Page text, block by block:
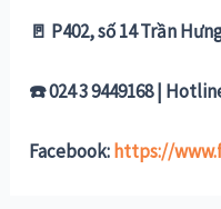
🚪 P402, số 14 Trần
☎️ 024 3 9449168 |
Facebook: https://